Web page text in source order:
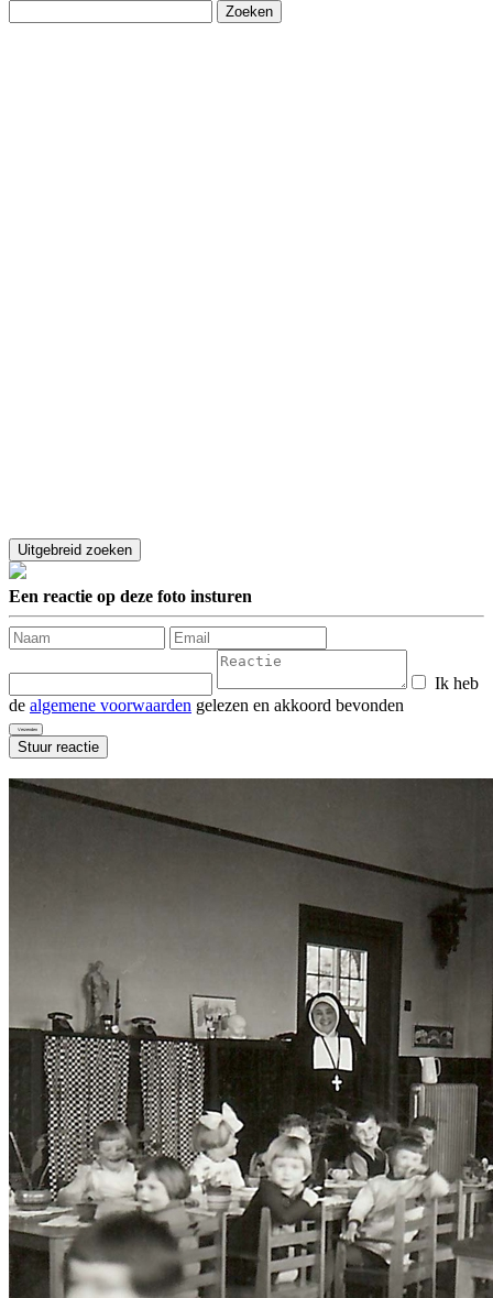
Een reactie op deze foto insturen
Ik heb
de algemene voorwaarden gelezen en akkoord bevonden